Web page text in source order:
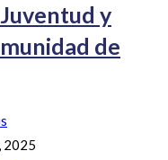
y
de
2025